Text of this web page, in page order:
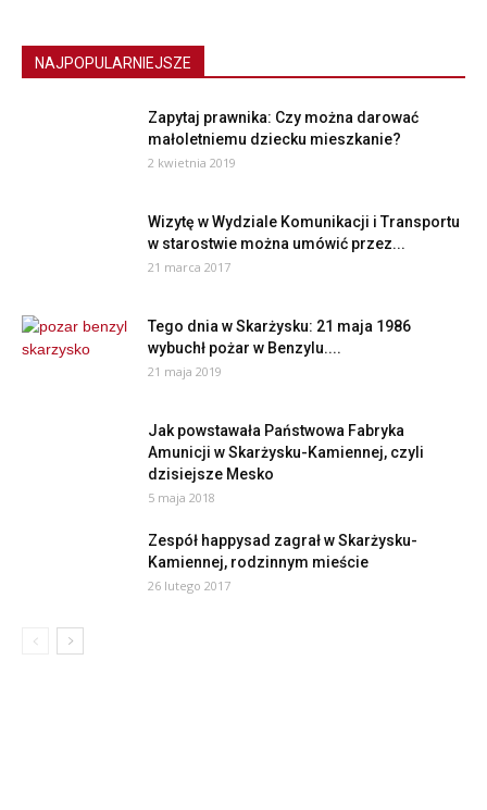
NAJPOPULARNIEJSZE
Zapytaj prawnika: Czy można darować
małoletniemu dziecku mieszkanie?
2 kwietnia 2019
Wizytę w Wydziale Komunikacji i Transportu
w starostwie można umówić przez...
21 marca 2017
Tego dnia w Skarżysku: 21 maja 1986
wybuchł pożar w Benzylu....
21 maja 2019
Jak powstawała Państwowa Fabryka
Amunicji w Skarżysku-Kamiennej, czyli
dzisiejsze Mesko
5 maja 2018
Zespół happysad zagrał w Skarżysku-
Kamiennej, rodzinnym mieście
26 lutego 2017